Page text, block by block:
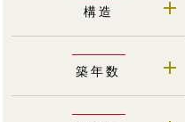
構造
築年数